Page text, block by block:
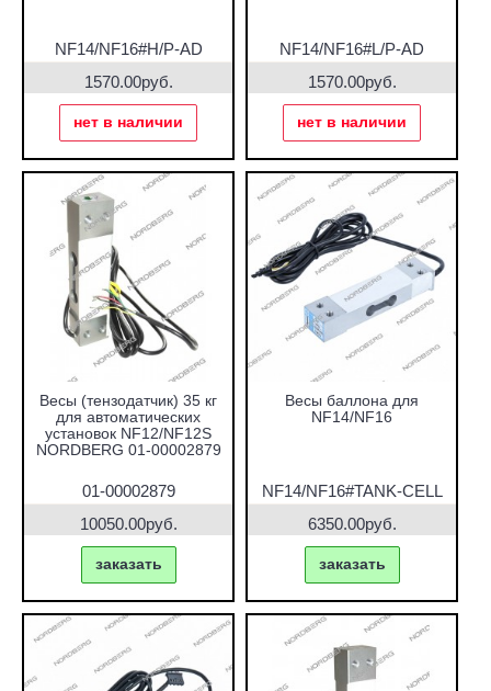
NF14/NF16#H/P-AD
1570.00руб.
нет в наличии
NF14/NF16#L/P-AD
1570.00руб.
нет в наличии
Весы (тензодатчик) 35 кг
для автоматических
установок NF12/NF12S
NORDBERG 01-00002879
01-00002879
10050.00руб.
заказать
Весы баллона для
NF14/NF16
NF14/NF16#TANK-CELL
6350.00руб.
заказать